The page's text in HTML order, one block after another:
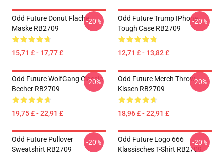
Odd Future Donut Flache
Maske RB2709
15,71 £ - 17,77 £
-20%
Odd Future Trump IPhone
Tough Case RB2709
12,71 £ - 13,82 £
-20%
Odd Future WolfGang Classic
Becher RB2709
19,75 £ - 22,91 £
-20%
Odd Future Merch Throw
Kissen RB2709
18,96 £ - 22,91 £
-20%
Odd Future Pullover
Sweatshirt RB2709
-20%
Odd Future Logo 666
Klassisches T-Shirt RB2709
-20%